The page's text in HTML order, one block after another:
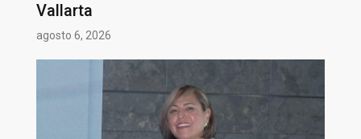
Vallarta
agosto 6, 2026